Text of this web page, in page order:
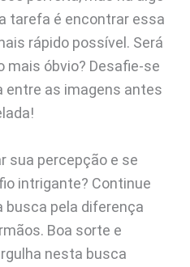
tarefa é encontrar essa
rápido possível. Será
mais óbvio? Desafie-se
entre as imagens antes
sua percepção e se
intrigante? Continue
busca pela diferença
Boa sorte e
nesta busca